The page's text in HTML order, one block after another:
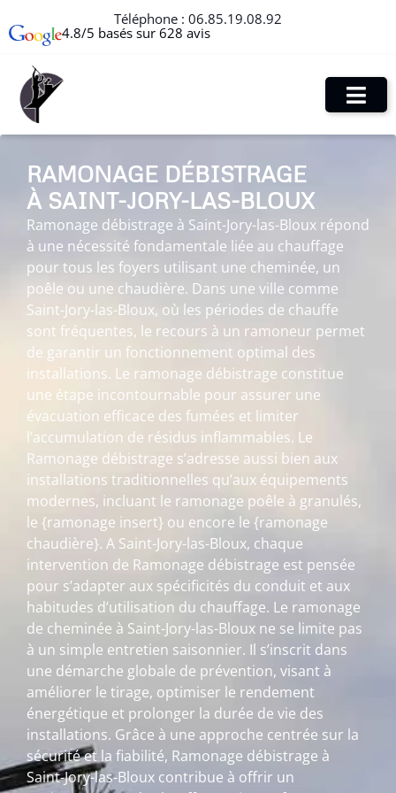
Téléphone : 06.85.19.08.92
4.8/5 basés sur 628 avis
RAMONAGE DÉBISTRAGE
À SAINT-JORY-LAS-BLOUX
Ramonage débistrage à Saint-Jory-las-Bloux répond
à une nécessité fondamentale liée au chauffage
pour tous les foyers utilisant une cheminée, un
poêle ou une chaudière. Dans une ville comme
Saint-Jory-las-Bloux, où les périodes de chauffe
sont fréquentes, le recours à un ramoneur permet
de garantir un fonctionnement optimal des
installations. Le ramonage débistrage constitue
une étape incontournable pour assurer une
évacuation efficace des fumées et limiter
l’accumulation de résidus inflammables. Le
Ramonage débistrage s’adresse aussi bien aux
installations traditionnelles qu’aux équipements
modernes, incluant le ramonage poêle à granulés,
le {ramonage insert} ou encore le {ramonage
chaudière}. A Saint-Jory-las-Bloux, chaque
intervention de Ramonage débistrage est pensée
pour s’adapter aux spécificités du conduit et aux
habitudes d’utilisation du chauffage. Le ramonage
de cheminée à Saint-Jory-las-Bloux ne se limite pas
à un simple entretien saisonnier. Il s’inscrit dans
une démarche globale de prévention, visant à
améliorer le tirage, optimiser le rendement
énergétique et prolonger la durée de vie des
installations. Grâce à une approche centrée sur la
sécurité et la fiabilité, Ramonage débistrage à
Saint-Jory-las-Bloux contribue à offrir un